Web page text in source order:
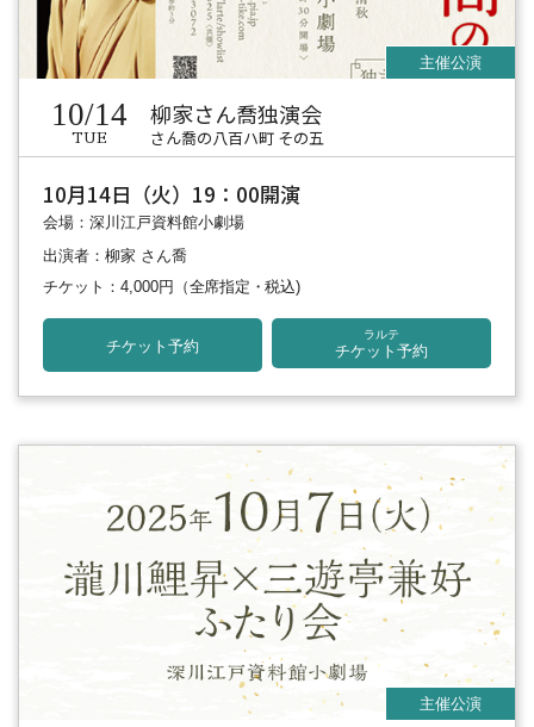
10/14
TUE
柳家さん喬独演会
さん喬の八百ハ町 その五
10月14日（火）19：00開演
会場：深川江戸資料館小劇場
出演者：柳家 さん喬
チケット：4,000円
（全席指定・税込)
チケット予約
ラルテ
チケット予約